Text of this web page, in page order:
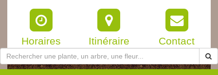
Horaires Itinéraire Contact